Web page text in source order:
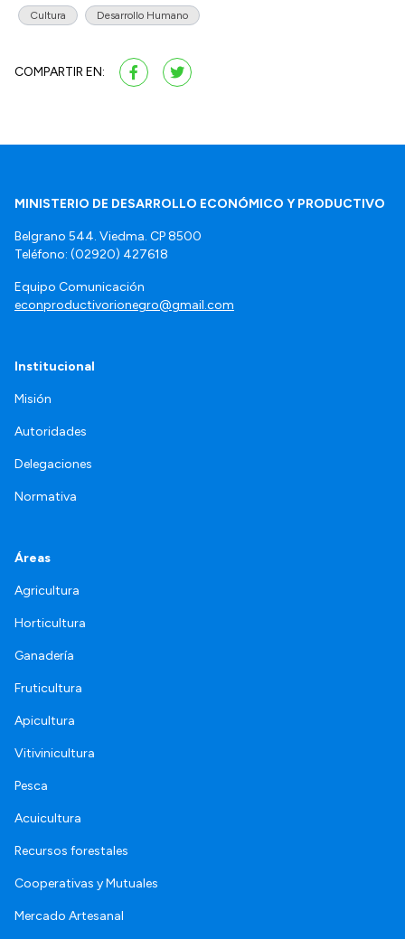
Cultura Desarrollo Humano
COMPARTIR EN:
MINISTERIO DE DESARROLLO ECONÓMICO Y PRODUCTIVO
Belgrano 544. Viedma. CP 8500
Teléfono: (02920) 427618
Equipo Comunicación
econproductivorionegro@gmail.com
Institucional
Misión
Autoridades
Delegaciones
Normativa
Áreas
Agricultura
Horticultura
Ganadería
Fruticultura
Apicultura
Vitivinicultura
Pesca
Acuicultura
Recursos forestales
Cooperativas y Mutuales
Mercado Artesanal